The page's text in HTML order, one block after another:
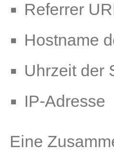
Referrer
Hostname
Uhrzeit der
IP-Adresse
Eine